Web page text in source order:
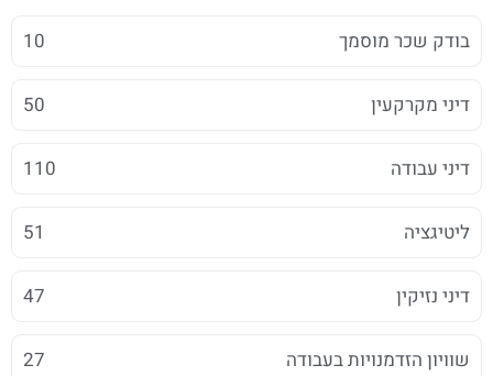
בודק שכר מוסמך 10
דיני מקרקעין 50
דיני עבודה 110
ליטיגציה 51
דיני נזיקין 47
שוויון הזדמנויות בעבודה 27